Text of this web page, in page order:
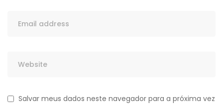
Salvar meus dados neste navegador para a próxima vez